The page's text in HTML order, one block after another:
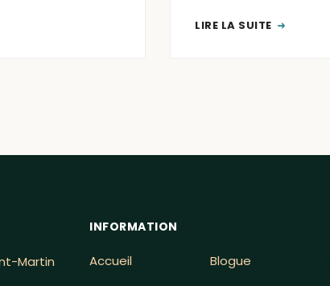
LIRE LA SUITE
Martin
INFORMATION
Accueil
Blogue